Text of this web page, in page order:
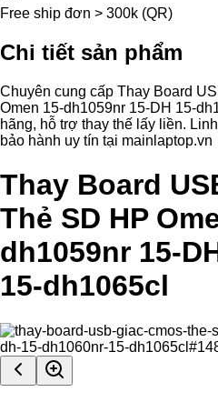
Free ship đơn > 300k (QR)
Chi tiết sản phẩm
Chuyên cung cấp Thay Board
Omen 15-dh1059nr 15-DH 15-
hãng, hỗ trợ thay thế lấy liền.
bảo hành uy tín tại mainlaptop.vn
Thay Board
Thẻ SD HP
dh1059nr 15-
15-dh1065cl